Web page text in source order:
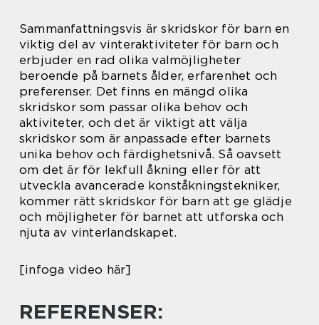
Sammanfattningsvis är skridskor för barn en
viktig del av vinteraktiviteter för barn och
erbjuder en rad olika valmöjligheter
beroende på barnets ålder, erfarenhet och
preferenser. Det finns en mängd olika
skridskor som passar olika behov och
aktiviteter, och det är viktigt att välja
skridskor som är anpassade efter barnets
unika behov och färdighetsnivå. Så oavsett
om det är för lekfull åkning eller för att
utveckla avancerade konståkningstekniker,
kommer rätt skridskor för barn att ge glädje
och möjligheter för barnet att utforska och
njuta av vinterlandskapet.
[infoga video här]
REFERENSER: